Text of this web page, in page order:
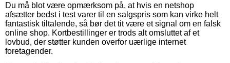
Du må blot være opmærksom på, at hvis en netshop
afsætter bedst i test varer til en salgspris som kan virke helt
fantastisk tiltalende, så bør det tit være et signal om en falsk
online shop. Kortbestillinger er trods alt omsluttet af et
lovbud, der støtter kunden overfor uærlige internet
foretagender.